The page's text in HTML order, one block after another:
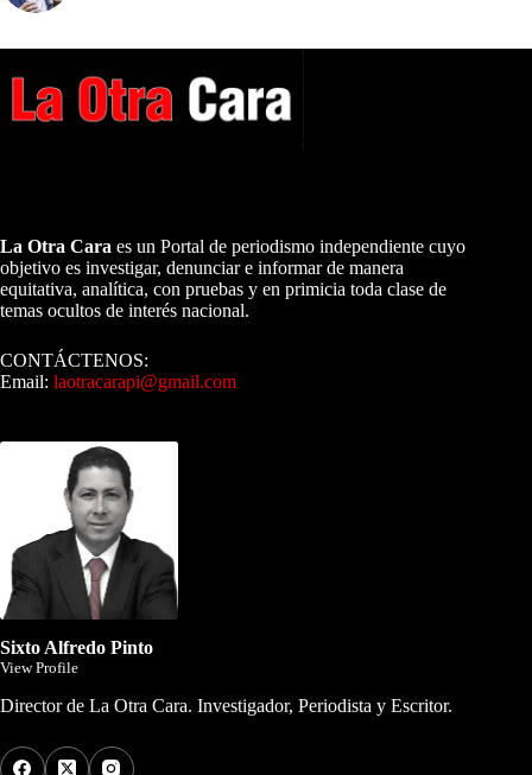
La Otra Cara es un Portal de periodismo independiente cuyo
objetivo es investigar, denunciar e informar de manera
equitativa, analítica, con pruebas y en primicia toda clase de
temas ocultos de interés nacional.
CONTÁCTENOS:
Email: laotracarapi@gmail.com
Sixto Alfredo Pinto
View Profile
Director de La Otra Cara. Investigador, Periodista y Escritor.